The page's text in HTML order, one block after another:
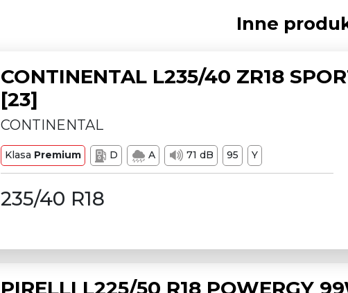
Inne
CONTINENTAL L235/40 ZR18
[23]
CONTINENTAL
Klasa Premium D A 71 dB 95 Y
235/40 R18
PIRELLI L225/50 R18 POWERGY